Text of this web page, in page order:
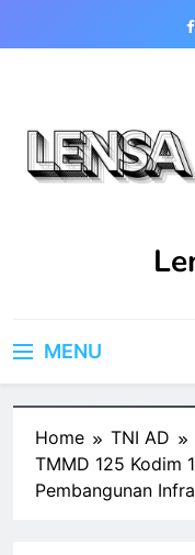
MENU
Home TNI AD
TMMD 125 Kodim
Pembangunan